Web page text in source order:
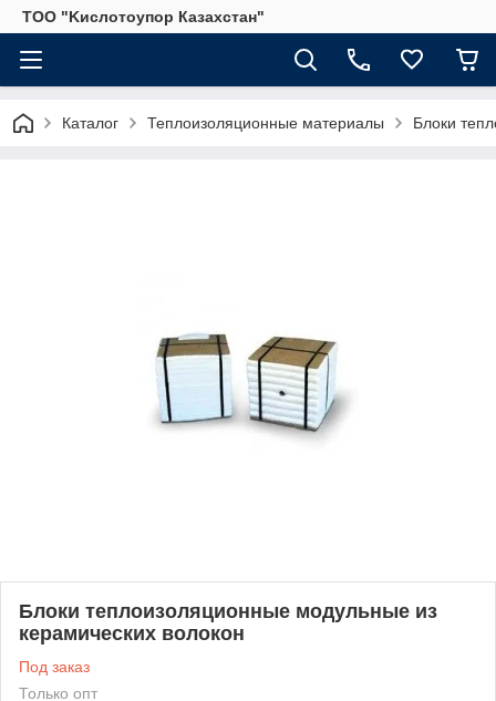
ТОО "Kислoтoупoр Казахстaн"
Каталог Теплоизоляционные материалы Блоки
Блоки теплоизоляционные модульные из
керамических волокон
Под заказ
Только опт